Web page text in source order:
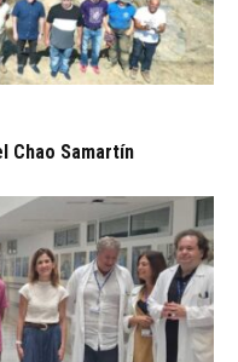
Chao Samartín